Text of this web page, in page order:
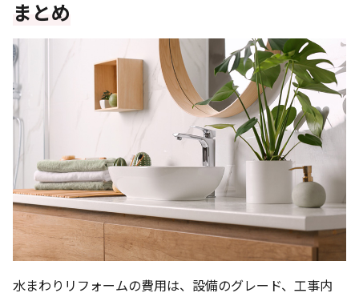
まとめ
水まわりリフォームの費用は、設備のグレード、工事内